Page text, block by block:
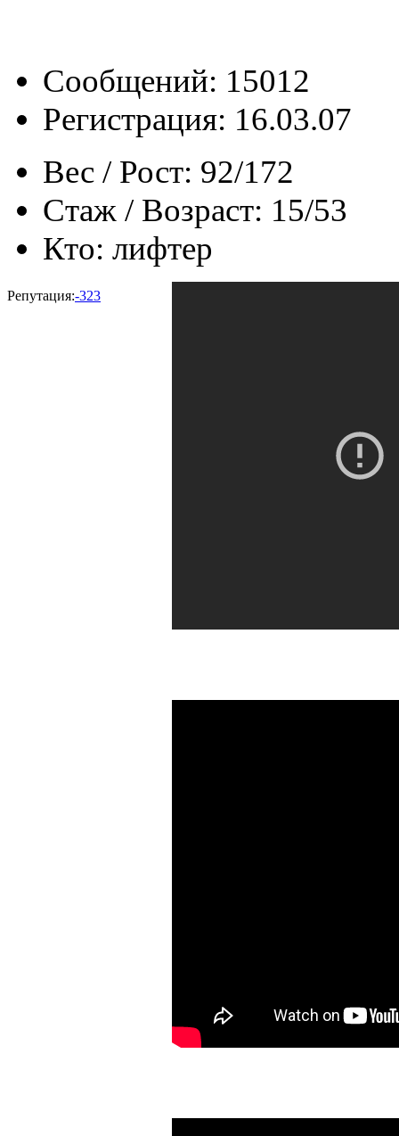
Сообщений: 15012
Регистрация: 16.03.07
Вес / Рост: 92/172
Стаж / Возраст: 15/53
Кто: лифтер
Репутация:-323